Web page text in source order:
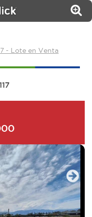
- Lote en Venta
Next